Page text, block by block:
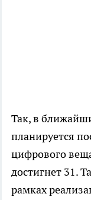
Так, в
планируется
цифрового
достигнет 31.
рамках